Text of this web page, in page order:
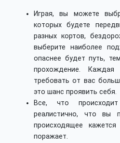
Играя, вы можете
которых будете
разных кортов,
выберите наиболее
опаснее будет путь,
прохождение.
требовать от вас
это шанс проявить себя.
Все, что
реалистично, что вы
происходящее
поражает.